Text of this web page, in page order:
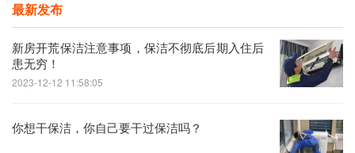
最新发布
新房开荒保洁注意事项，保洁不彻底后期入住后
患无穷！
2023-12-12 11:58:05
你想干保洁，你自己要干过保洁吗？